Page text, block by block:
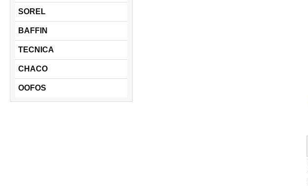
SOREL
BAFFIN
TECNICA
CHACO
OOFOS